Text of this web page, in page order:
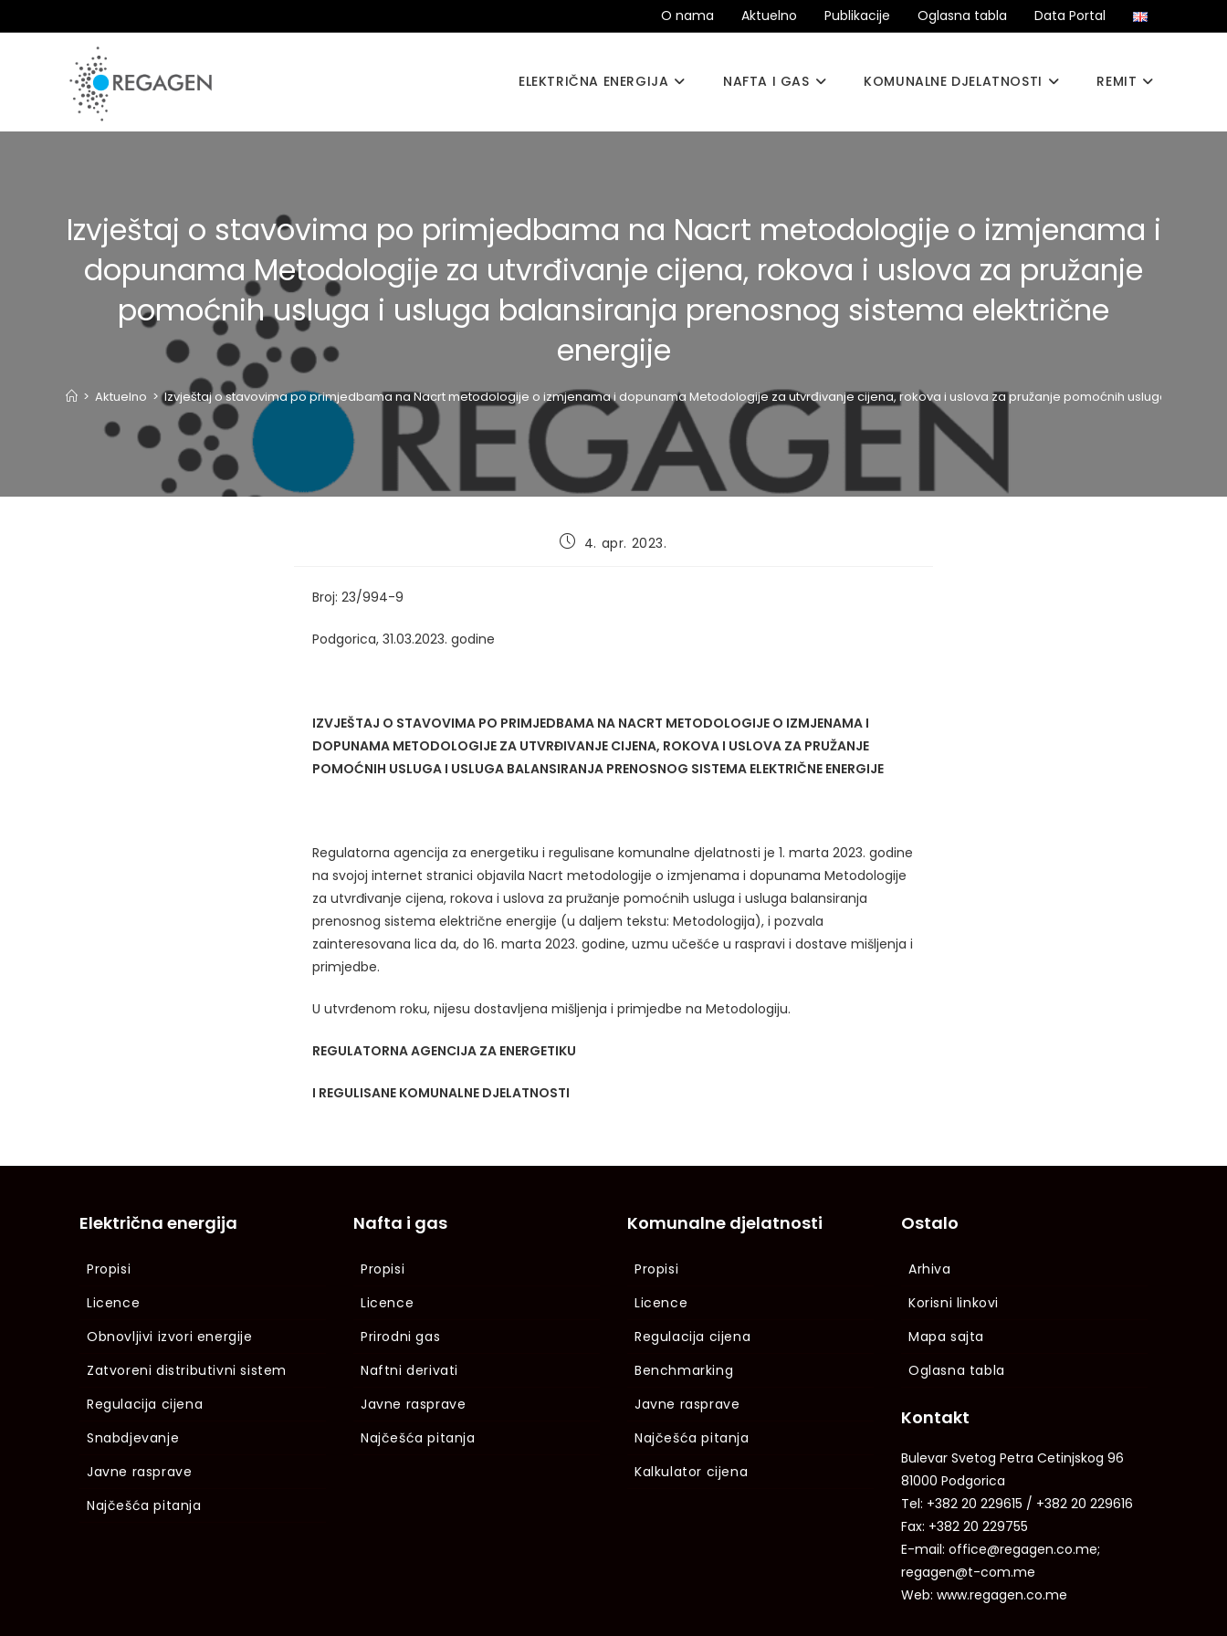
to
O nama Aktuelno Publikacije Oglasna tabla Data Portal
ELEKTRIČNA ENERGIJA NAFTA I GAS KOMUNALNE DJELATNOSTI REMIT
Izvještaj o stavovima po primjedbama na Nacrt metodologije o izmjenama i
dopunama Metodologije za utvrđivanje cijena, rokova i uslova za pružanje
pomoćnih usluga i usluga balansiranja prenosnog sistema električne
energije
> Aktuelno > Izvještaj o stavovima po primjedbama na Nacrt metodologije o izmjenama i dopunama Metodologije za utvrđivanje cijena, rokova i uslova za pružanje pomoćnih usluga i
Post4. apr. 2023.
Broj: 23/994-9
Podgorica, 31.03.2023. godine
IZVJEŠTAJ O STAVOVIMA PO PRIMJEDBAMA NA NACRT METODOLOGIJE O IZMJENAMA I
DOPUNAMA METODOLOGIJE ZA UTVRĐIVANJE CIJENA, ROKOVA I USLOVA ZA PRUŽANJE
POMOĆNIH USLUGA I USLUGA BALANSIRANJA PRENOSNOG SISTEMA ELEKTRIČNE ENERGIJE
Regulatorna agencija za energetiku i regulisane komunalne djelatnosti je 1. marta 2023. godine
na svojoj internet stranici objavila Nacrt metodologije o izmjenama i dopunama Metodologije
za utvrđivanje cijena, rokova i uslova za pružanje pomoćnih usluga i usluga balansiranja
prenosnog sistema električne energije (u daljem tekstu: Metodologija), i pozvala
zainteresovana lica da, do 16. marta 2023. godine, uzmu učešće u raspravi i dostave mišljenja i
primjedbe.
U utvrđenom roku, nijesu dostavljena mišljenja i primjedbe na Metodologiju.
REGULATORNA AGENCIJA ZA ENERGETIKU
I REGULISANE KOMUNALNE DJELATNOSTI
Električna energija
Propisi
Licence
Obnovljivi izvori energije
Zatvoreni distributivni sistem
Regulacija cijena
Snabdjevanje
Javne rasprave
Najčešća pitanja
Nafta i gas
Propisi
Licence
Prirodni gas
Naftni derivati
Javne rasprave
Najčešća pitanja
Komunalne djelatnosti
Propisi
Licence
Regulacija cijena
Benchmarking
Javne rasprave
Najčešća pitanja
Kalkulator cijena
Ostalo
Arhiva
Korisni linkovi
Mapa sajta
Oglasna tabla
Kontakt
Bulevar Svetog Petra Cetinjskog 96
81000 Podgorica
Tel: +382 20 229615 / +382 20 229616
Fax: +382 20 229755
E-mail: office@regagen.co.me;
regagen@t-com.me
Web: www.regagen.co.me